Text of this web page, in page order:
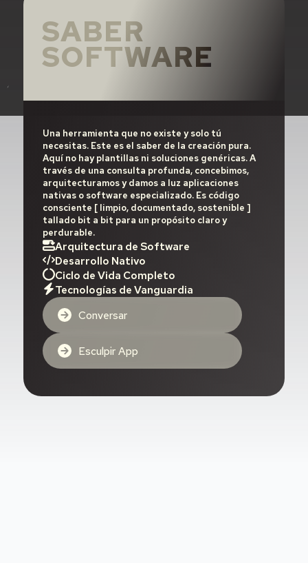
SABER
SOFTWARE
Una herramienta que no existe y solo tú
necesitas. Este es el saber de la creación pura.
Aquí no hay plantillas ni soluciones genéricas. A
través de una consulta profunda, concebimos,
arquitecturamos y damos a luz aplicaciones
nativas o software especializado. Es código
consciente [ limpio, documentado, sostenible ]
tallado bit a bit para un propósito claro y
perdurable.
Arquitectura de Software
Desarrollo Nativo
Ciclo de Vida Completo
Tecnologías de Vanguardia
Conversar
Esculpir App